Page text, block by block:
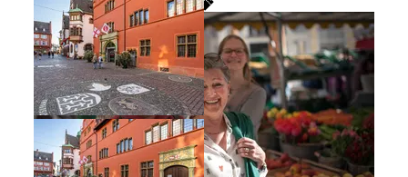
Tickets
38,00 €
Ticket kaufen
FWTM-Spiegelhalter